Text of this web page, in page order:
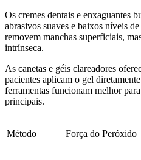
Os cremes dentais e enxaguantes
abrasivos suaves e baixos níveis
removem manchas superficiais,
intrínseca.
As canetas e géis clareadores
pacientes aplicam o gel
ferramentas funcionam melhor
principais.
Método Força do Peróxido